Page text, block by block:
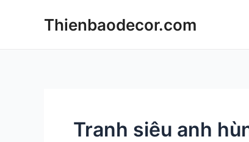
Thienbaodecor.com
Tranh siêu anh